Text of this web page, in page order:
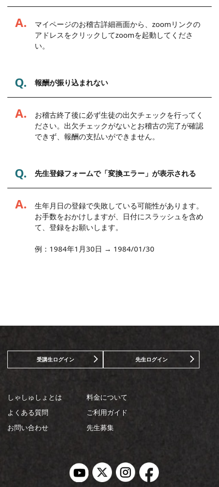
A.
マイページのお稽古詳細画面から、zoomリンクの
アドレスをクリックしてzoomを起動してくださ
い。
Q. 報酬が振り込まれない
A.
お稽古終了後に必ず生徒の出欠チェックを行ってく
ださい。出欠チェックがないとお稽古の完了が確認
できず、報酬の支払いができません。
Q. 先生登録フォームで「変換エラー」が表示される
A.
生年月日の登録で失敗している可能性があります。
お手数をおかけしますが、日付にスラッシュを含め
て、登録をお願いします。
例：1984年1月30日 → 1984/01/30
しゃしゅしょとは
料金について
よくある質問
ご利用ガイド
お問い合わせ
先生募集
受講生ログイン 先生ログイン